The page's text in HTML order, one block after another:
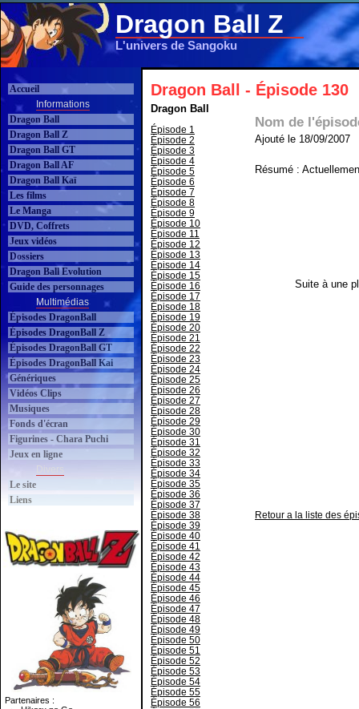
Dragon Ball Z
L'univers de Sangoku
Accueil
Informations
Dragon Ball
Dragon Ball Z
Dragon Ball GT
Dragon Ball AF
Dragon Ball Kaï
Les films
Le Manga
DVD, Coffrets
Jeux vidéos
Dossiers
Dragon Ball Evolution
Guide des personnages
Multimédias
Épisodes DragonBall
Épisodes DragonBall Z
Épisodes DragonBall GT
Épisodes DragonBall Kai
Génériques
Vidéos Clips
Musiques
Fonds d'écran
Figurines - Chara Puchi
Jeux en ligne
Le site
Liens
Partenaires :
Dragon Ball - Épisode 130
Dragon Ball
Épisode 1
Épisode 2
Épisode 3
Épisode 4
Épisode 5
Épisode 6
Épisode 7
Épisode 8
Épisode 9
Épisode 10
Épisode 11
Épisode 12
Épisode 13
Épisode 14
Épisode 15
Épisode 16
Épisode 17
Épisode 18
Épisode 19
Épisode 20
Épisode 21
Épisode 22
Épisode 23
Épisode 24
Épisode 25
Épisode 26
Épisode 27
Épisode 28
Épisode 29
Épisode 30
Épisode 31
Épisode 32
Épisode 33
Épisode 34
Épisode 35
Épisode 36
Épisode 37
Épisode 38
Épisode 39
Épisode 40
Épisode 41
Épisode 42
Épisode 43
Épisode 44
Épisode 45
Épisode 46
Épisode 47
Épisode 48
Épisode 49
Épisode 50
Épisode 51
Épisode 52
Épisode 53
Épisode 54
Épisode 55
Épisode 56
Nom de
Ajouté le 18/09/2007
Résumé :
Suite à une
Retour a la liste des